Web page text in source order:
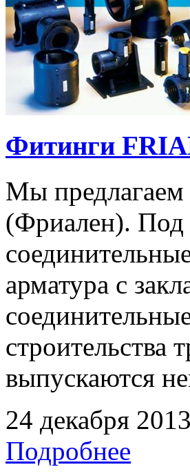
Фитинги
Мы
(Фриален). Под
арматура с
строительства
выпускаются
24 декабря 2013
Подробнее